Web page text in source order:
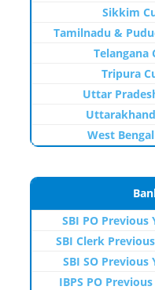
Sikkim
Tamilnadu &
Telangana
Tripura
Uttar
West
SBI PO Previous
SBI Clerk
SBI SO
IBPS PO